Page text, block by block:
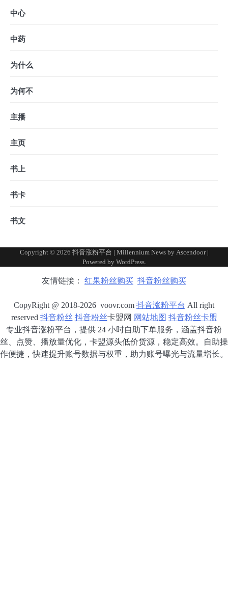
中心
中药
为什么
为何不
主播
主页
书上
书卡
书文
Copyright © 2026 抖音涨粉平台 | Millennium News by Ascendoor|
Powered by WordPress.
友情链接： 红果粉丝购买 抖音粉丝购买
CopyRight @ 2018-2026 voovr.com 抖音涨粉平台 All right
reserved 抖音粉丝 抖音粉丝卡盟网 网站地图 抖音粉丝卡盟
专业抖音涨粉平台，提供 24 小时自助下单服务，涵盖抖音粉
丝、点赞、播放量优化，卡盟源头低价货源，稳定高效。自助操
作便捷，快速提升账号数据与权重，助力账号曝光与流量增长。